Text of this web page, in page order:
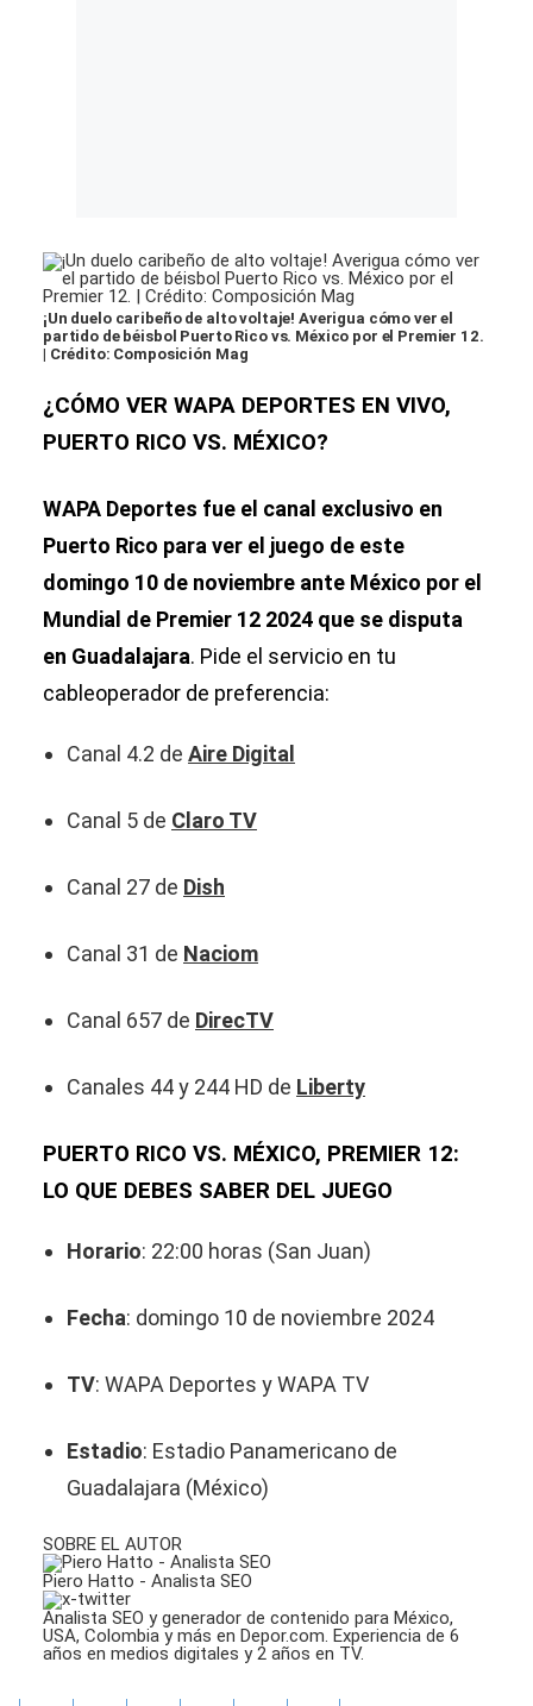
¡Un duelo caribeño de alto voltaje! Averigua cómo ver el
partido de béisbol Puerto Rico vs. México por el Premier 12.
| Crédito: Composición Mag
¿CÓMO VER WAPA DEPORTES EN VIVO,
PUERTO RICO VS. MÉXICO?
WAPA Deportes fue el canal exclusivo en
Puerto Rico para ver el juego de este
domingo 10 de noviembre ante México por el
Mundial de Premier 12 2024 que se disputa
en Guadalajara. Pide el servicio en tu
cableoperador de preferencia:
Canal 4.2 de Aire Digital
Canal 5 de Claro TV
Canal 27 de Dish
Canal 31 de Naciom
Canal 657 de DirecTV
Canales 44 y 244 HD de Liberty
PUERTO RICO VS. MÉXICO, PREMIER 12:
LO QUE DEBES SABER DEL JUEGO
Horario: 22:00 horas (San Juan)
Fecha: domingo 10 de noviembre 2024
TV: WAPA Deportes y WAPA TV
Estadio: Estadio Panamericano de
Guadalajara (México)
SOBRE EL AUTOR
Piero Hatto - Analista SEO
Analista SEO y generador de contenido para México,
USA, Colombia y más en Depor.com. Experiencia de 6
años en medios digitales y 2 años en TV.